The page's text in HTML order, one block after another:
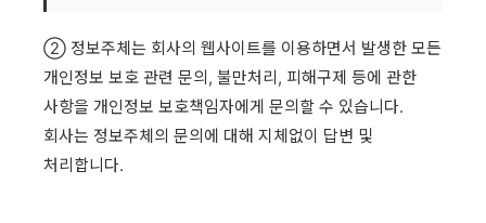
② 정보주체는 회사의 웹사이트를 이용하면서 발생한 모든
개인정보 보호 관련 문의, 불만처리, 피해구제 등에 관한
사항을 개인정보 보호책임자에게 문의할 수 있습니다.
회사는 정보주체의 문의에 대해 지체없이 답변 및
처리합니다.